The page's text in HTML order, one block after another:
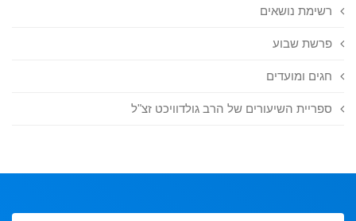
רשימת נושאים
פרשת שבוע
חגים ומועדים
ספריית השיעורים של הרב גולדוויכט זצ"ל